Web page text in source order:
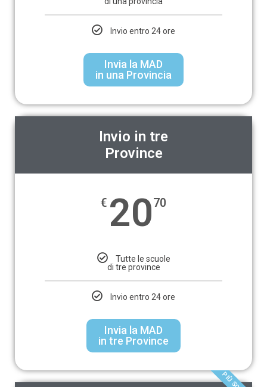
Invio entro 24 ore
Invia la MAD
in una Provincia
Invio in tre
Province
€ 2070
Tutte le scuole
di tre province
Invio entro 24 ore
Invia la MAD
in tre Province